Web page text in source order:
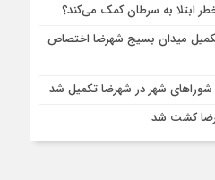
ابتلا به سرطان کمک می‌کند؟
به تکمیل میدان بسیج شهرضا اختصاص